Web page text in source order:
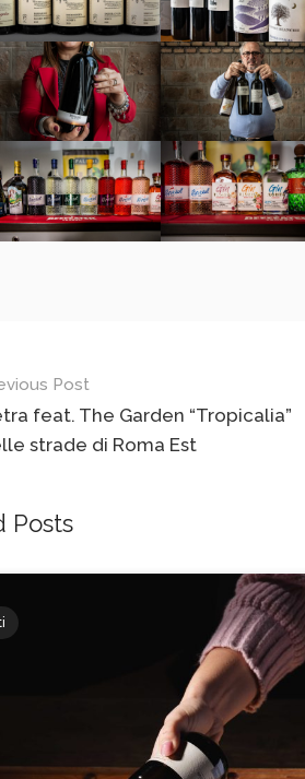
Post
feat. The Garden “Tropicalia”
strade di Roma Est
Posts